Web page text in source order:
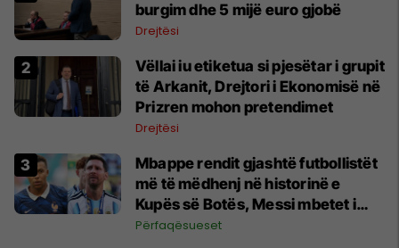
burgim dhe 5 mijë euro gjobë
Drejtësi
Vëllai iu etiketua si pjesëtar i grupit
të Arkanit, Drejtori i Ekonomisë në
Prizren mohon pretendimet
Drejtësi
Mbappe rendit gjashtë futbollistët
më të mëdhenj në historinë e
Kupës së Botës, Messi mbetet i
dyti
Përfaqësueset